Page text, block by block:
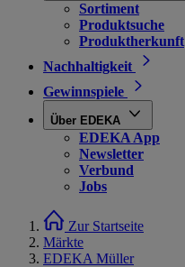
Sortiment
Produktsuche
Produktherkunft
Nachhaltigkeit
Gewinnspiele
Über EDEKA
EDEKA App
Newsletter
Verbund
Jobs
Zur Startseite
Märkte
EDEKA Müller